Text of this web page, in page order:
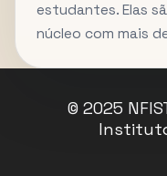
estudantes. Elas
núcleo com mais
© 2025